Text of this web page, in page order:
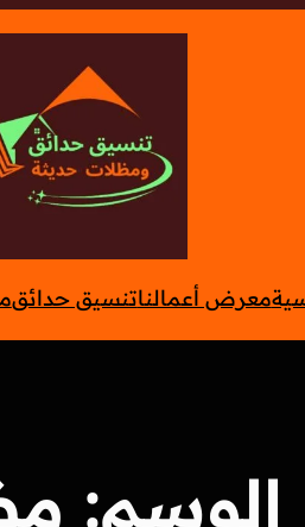
معرض أعمالناتنسيق حدائق
الوسم: